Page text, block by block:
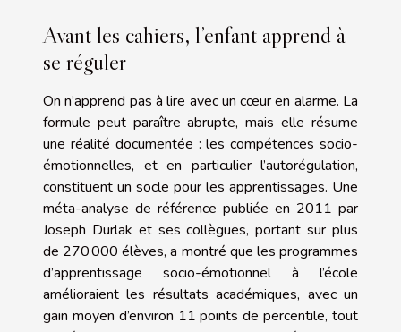
Avant les cahiers, l’enfant apprend à
se réguler
On n’apprend pas à lire avec un cœur en alarme. La
formule peut paraître abrupte, mais elle résume
une réalité documentée : les compétences socio-
émotionnelles, et en particulier l’autorégulation,
constituent un socle pour les apprentissages. Une
méta-analyse de référence publiée en 2011 par
Joseph Durlak et ses collègues, portant sur plus
de 270 000 élèves, a montré que les programmes
d’apprentissage socio-émotionnel à l’école
amélioraient les résultats académiques, avec un
gain moyen d’environ 11 points de percentile, tout